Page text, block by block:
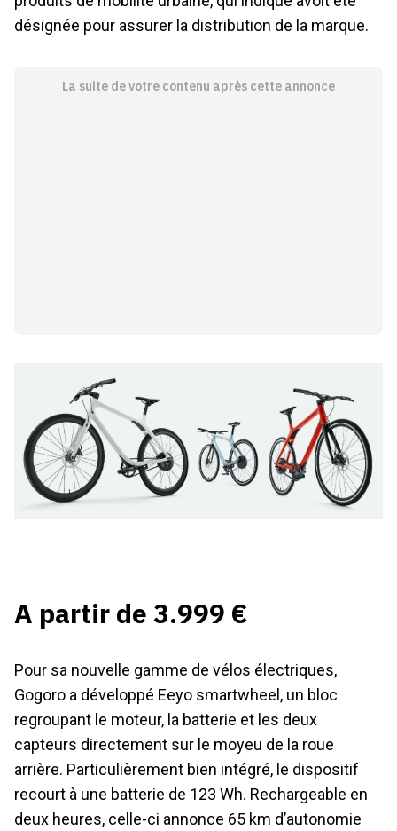
désignée pour assurer la distribution de la marque.
La suite de votre contenu après cette annonce
A partir de 3.999 €
Pour sa nouvelle gamme de vélos électriques,
Gogoro a développé Eeyo smartwheel, un bloc
regroupant le moteur, la batterie et les deux
capteurs directement sur le moyeu de la roue
arrière. Particulièrement bien intégré, le dispositif
recourt à une batterie de 123 Wh. Rechargeable en
deux heures, celle-ci annonce 65 km d’autonomie